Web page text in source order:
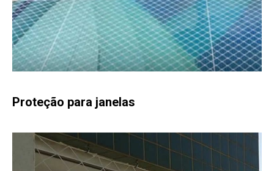
Proteção para janelas